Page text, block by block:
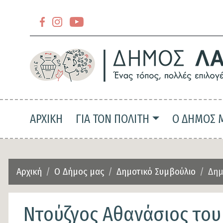
Section
header-
slider-
top
Section
header-
top-
Main navigation
ΑΡΧΙΚΗ ΓΙΑ ΤΟΝ ΠΟΛΙΤΗ Ο ΔΗΜΟΣ
Αρχική Ο Δήμος μας Δημοτικό Συμβούλιο
Ντούζγος Αθανάσιος